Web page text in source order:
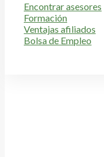
Encontrar asesores
Formación
Ventajas afiliados
Bolsa de Empleo